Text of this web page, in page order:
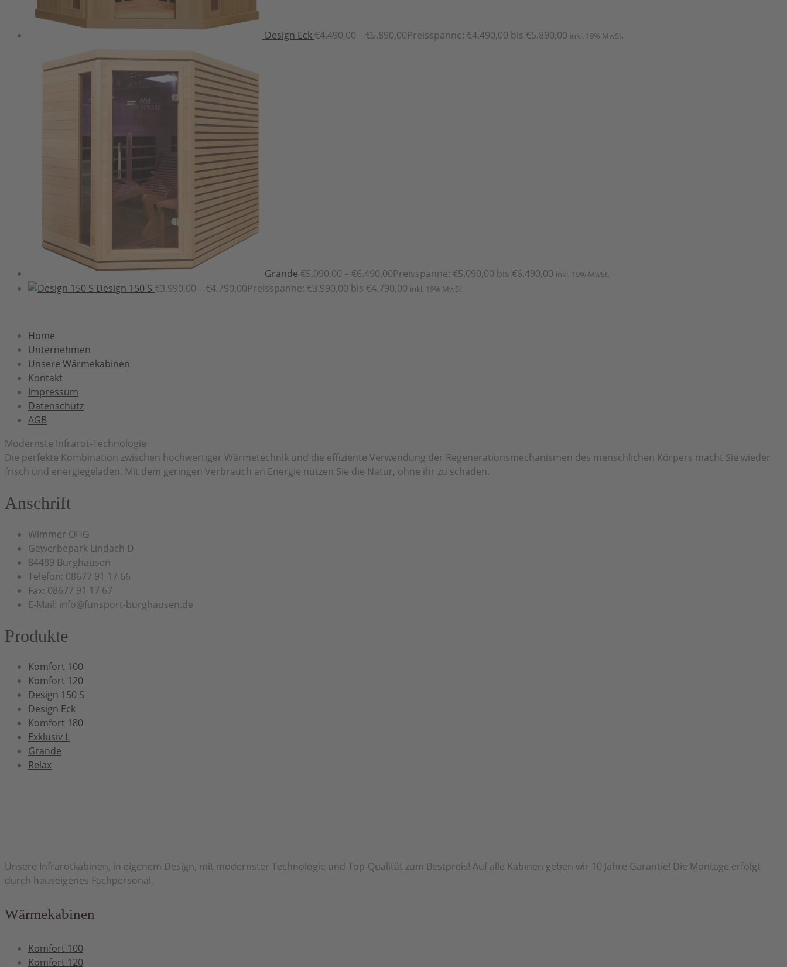
Design Eck €4.490,00 – €5.890,00Preisspanne: €4.490,00 bis €5.890,00 inkl. 19% MwSt.
Grande €5.090,00 – €6.490,00Preisspanne: €5.090,00 bis €6.490,00 inkl. 19% MwSt.
Design 150 S €3.990,00 – €4.790,00Preisspanne: €3.990,00 bis €4.790,00 inkl. 19% MwSt.
Home
Unternehmen
Unsere Wärmekabinen
Kontakt
Impressum
Datenschutz
AGB
Modernste Infrarot-Technologie
Die perfekte Kombination zwischen hochwertiger Wärmetechnik und die effiziente Verwendung der Regenerationsmechanismen des menschlichen Körpers macht Sie wieder
frisch und energiegeladen. Mit dem geringen Verbrauch an Energie nutzen Sie die Natur, ohne ihr zu schaden.
Anschrift
Wimmer OHG
Gewerbepark Lindach D
84489 Burghausen
Telefon: 08677 91 17 66
Fax: 08677 91 17 67
E-Mail: info@funsport-burghausen.de
Produkte
Komfort 100
Komfort 120
Design 150 S
Design Eck
Komfort 180
Exklusiv L
Grande
Relax
Unsere Infrarotkabinen, in eigenem Design, mit modernster Technologie und Top-Qualität zum Bestpreis! Auf alle Kabinen geben wir 10 Jahre Garantie! Die Montage erfolgt
durch hauseigenes Fachpersonal.
Wärmekabinen
Komfort 100
Komfort 120